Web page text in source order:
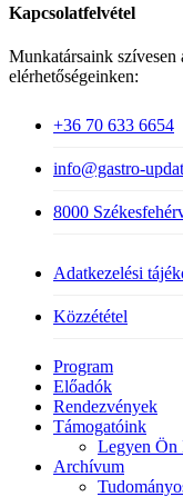
Kapcsolatfelvétel
Munkatársaink szívesen
elérhetőségeinken:
+36 70 633 6654
info@gastro-
8000
Adatkezelési
Közzététel
Close
Menu
Program
Előadók
Rendezvények
Támogatóink
Legyen Ön
Archívum